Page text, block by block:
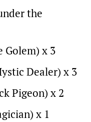
the
Golem) x 3
Dealer) x 3
Pigeon) x 2
x 1